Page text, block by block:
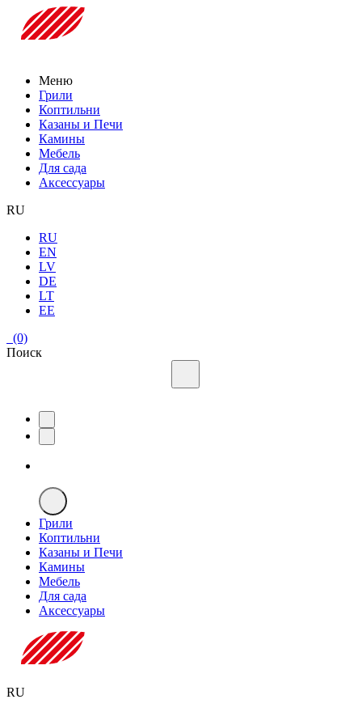
Меню
Грили
Коптильни
Казаны и Печи
Камины
Мебель
Для сада
Аксессуары
RU
RU
EN
LV
DE
LT
EE
(0)
Поиск
Грили
Коптильни
Казаны и Печи
Камины
Мебель
Для сада
Аксессуары
RU